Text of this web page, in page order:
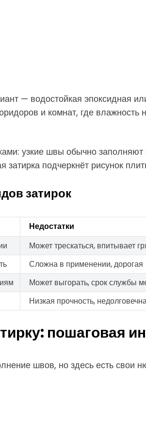
— водостойкая эпоксидная
и комнат, где
узкие швы обычно
затирка подчеркнёт рисунок
затирок
Недостатки
Может трескаться, впитывает
Сложна в применении, дорогая
Может выгорать, срок службы
Низкая прочность,
пошаговая
швов, но здесь есть свои